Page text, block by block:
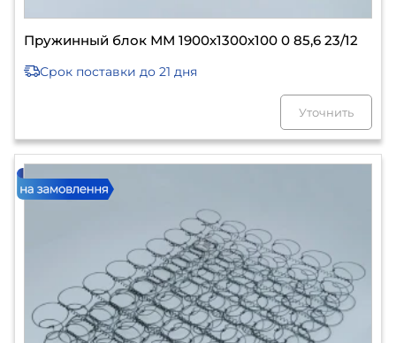
Пружинный блок ММ 1900х1300х100 0 85,6 23/12
Срок поставки до 21 дня
Уточнить